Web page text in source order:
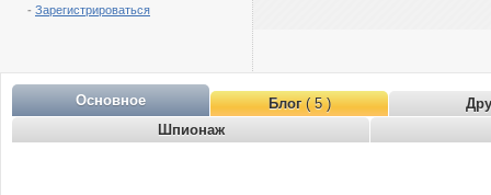
- Зарегистрироваться
Основное Блог( 5 )
Шпионаж